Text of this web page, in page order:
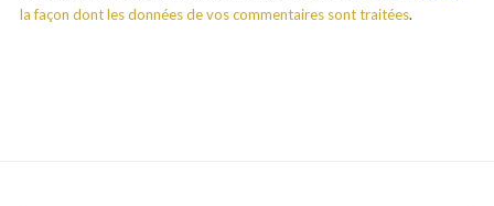
la façon dont les données de vos commentaires sont traitées.